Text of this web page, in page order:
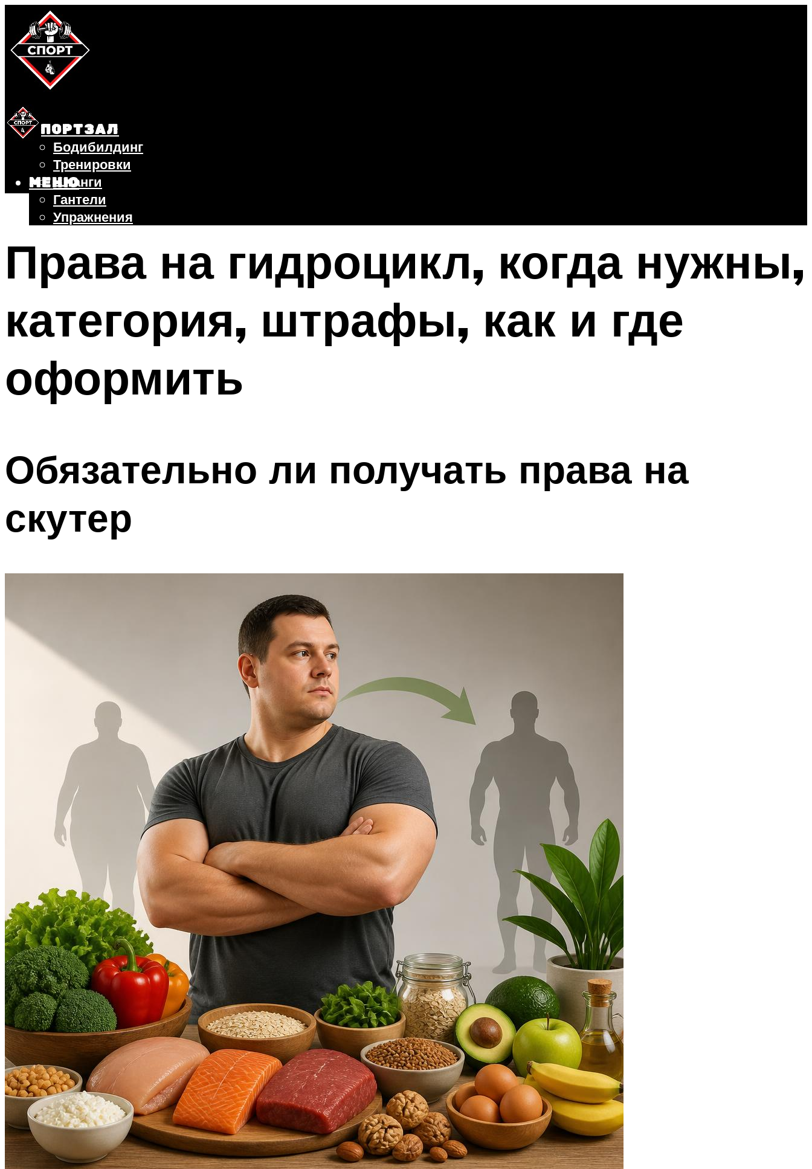
СПОРТЗАЛ
Бодибилдинг
Тренировки
Штанги
Гантели
Упражнения
БЕГ
ВЕЛОСИПЕД
ПОХУДЕНИЕ
МЕНЮ
МЕНЮ
Права на гидроцикл, когда нужны,
категория, штрафы, как и где
оформить
Обязательно ли получать права на
скутер